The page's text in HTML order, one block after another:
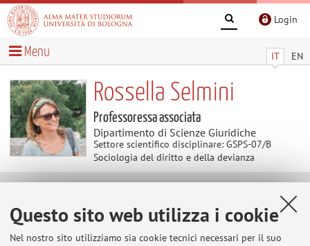
Questo sito web utilizza i cookie
Nel nostro sito utilizziamo sia cookie tecnici necessari per il suo
Login
IT EN
Menu
Rossella Selmini
Professoressa associata
Dipartimento di Scienze Giuridiche
Settore scientifico disciplinare: GSPS-07/B
Sociologia del diritto e della devianza
Contenuti utili
Al momento non sono presenti contenuti.